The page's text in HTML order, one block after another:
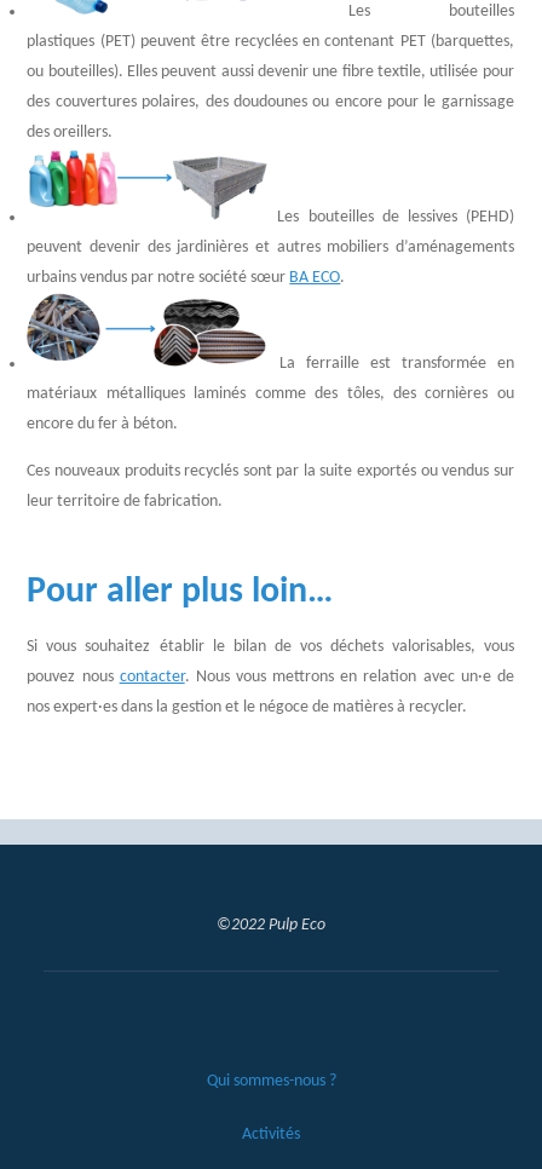
Les bouteilles
plastiques (PET) peuvent être recyclées en contenant PET (barquettes,
ou bouteilles). Elles peuvent aussi devenir une fibre textile, utilisée pour
des couvertures polaires, des doudounes ou encore pour le garnissage
des oreillers.
Les bouteilles de lessives (PEHD)
peuvent devenir des jardinières et autres mobiliers d’aménagements
urbains vendus par notre société sœur BA ECO.
La ferraille est transformée en
matériaux métalliques laminés comme des tôles, des cornières ou
encore du fer à béton.
Ces nouveaux produits recyclés sont par la suite exportés ou vendus sur
leur territoire de fabrication.
Pour aller plus loin…
Si vous souhaitez établir le bilan de vos déchets valorisables, vous
pouvez nouscontacter. Nous vous mettrons en relation avec un·e de
nos expert·es dans la gestion et le négoce de matières à recycler.
©2022 Pulp Eco
Qui sommes-nous ?
Activités